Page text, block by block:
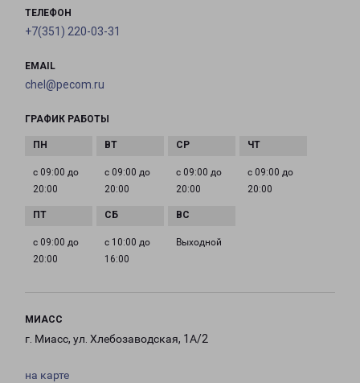
ТЕЛЕФОН
+7(351) 220-03-31
EMAIL
chel@pecom.ru
ГРАФИК РАБОТЫ
с 09:00 до
20:00
с 09:00 до
20:00
с 09:00 до
20:00
с 09:00 до
20:00
с 09:00 до
20:00
с 10:00 до
16:00
Выходной
МИАСС
г. Миасс, ул. Хлебозаводская, 1А/2
на карте